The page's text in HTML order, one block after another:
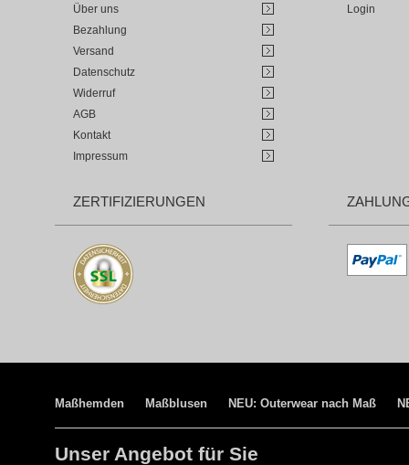
Über uns
Bezahlung
Versand
Datenschutz
Widerruf
AGB
Kontakt
Impressum
Login
ZERTIFIZIERUNGEN
Maßhemden Maßblusen NEU: Outerwear nach Maß
Unser Angebot für Sie